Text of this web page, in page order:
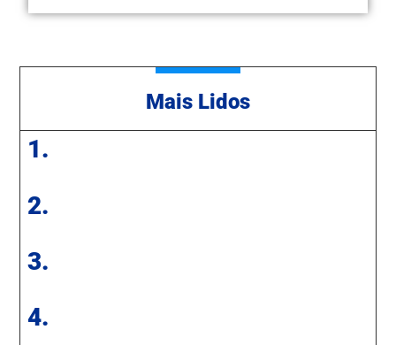
Mais Lidos
1.
2.
3.
4.